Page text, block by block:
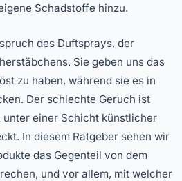
Schadstoffe hinzu.
des Duftsprays, der
Sie geben uns das
zu haben, während sie es in
Der schlechte Geruch ist
einer Schicht künstlicher
In diesem Ratgeber sehen wir
das Gegenteil von dem
und vor allem, mit welcher